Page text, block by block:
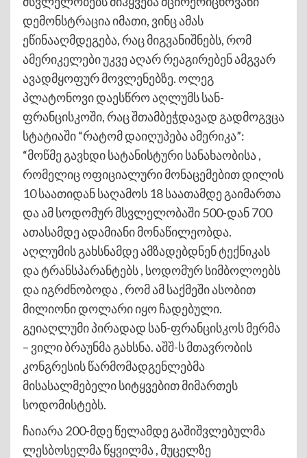
დემონსტრაცია იმათი, ვინც ამას
ეწინააღმდეგება, რაც მიგვანიშნებს, რომ
ამერიკელები უკვე აღარ რეაგირებენ ამგვარ
ავადმყოფურ მოვლენებზე. ოლეგ
პლატონოვი დაესწრო აღლუმს სან-
ფრანცისკოში, რაც შთამბეჭდავად გადმოგვცა
სტატიაში “რატომ დაიღუპება ამერიკა”:
“მოწმე გავხდი სატანისტური სანახაობისა ,
რომელიც ოფიციალური მონაცემებით დილის
10 საათიდან საღამოს 18 საათამდე გაიმართა
და ამ სოდომურ მსვლელობაში 500-დან 700
ათასამდე ადამიანი მონაწილეობდა.
აღლუმის გახსნამდე ამზადებდნენ ტექნიკას
და ტრანსპარანტებს , სოდომურ სიმბოლოებს
და იგრძნობოდა , რომ ამ საქმეში ასობით
მილიონი დოლარი იყო ჩადებული.
გეიაღლუმი პირადად სან-ფრანცისკოს მერმა
– ვილი ბრაუნმა გახსნა. აშშ-ს მთავრობის
კონგრესის წარმომადგენლებმა
მისასალმებელი სიტყვებით მიმართეს
სოდომისტებს.
ჩაიარა 200-მდე წელამდე გაშიშვლებულმა
ლესბოსელმა წყვილმა , მუცელზე